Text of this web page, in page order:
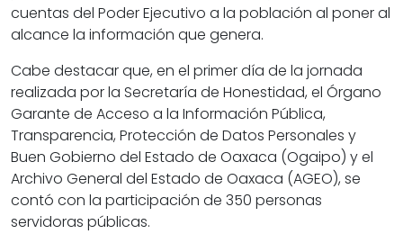
cuentas del Poder Ejecutivo a la población al poner al
alcance la información que genera.
Cabe destacar que, en el primer día de la jornada
realizada por la Secretaría de Honestidad, el Órgano
Garante de Acceso a la Información Pública,
Transparencia, Protección de Datos Personales y
Buen Gobierno del Estado de Oaxaca (Ogaipo) y el
Archivo General del Estado de Oaxaca (AGEO), se
contó con la participación de 350 personas
servidoras públicas.